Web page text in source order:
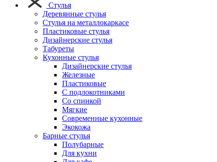
Стулья
Деревянные стулья
Стулья на металлокаркасе
Пластиковые стулья
Дизайнерские стулья
Табуреты
Кухонные стулья
Дизайнерские стулья
Железные
Пластиковые
С подлокотниками
Со спинкой
Мягкие
Современные кухонные
Экокожа
Барные стулья
Полубарные
Для кухни